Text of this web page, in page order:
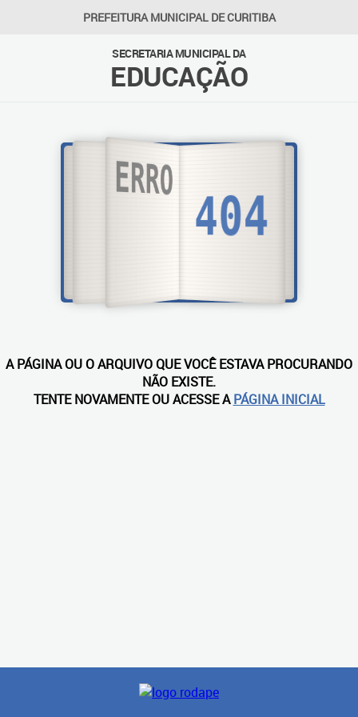
PREFEITURA MUNICIPAL DE CURITIBA
SECRETARIA MUNICIPAL DA
EDUCAÇÃO
A PÁGINA OU O ARQUIVO QUE VOCÊ ESTAVA PROCURANDO
NÃO EXISTE.
TENTE NOVAMENTE OU ACESSE APÁGINA INICIAL